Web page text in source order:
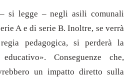
– si legge – negli asili comunali
A e di serie B. Inoltre, se verrà
pedagogica, si perderà la
Conseguenze che,
un impatto diretto sulla